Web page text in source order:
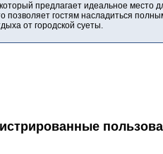
предлагает идеальное место
гостям насладиться
от городской суеты.